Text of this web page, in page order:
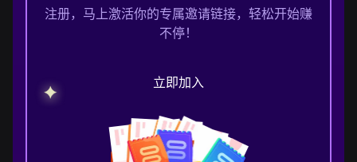
注册，马上激活你的专属邀请链接，轻松开始赚
不停！
立即加入